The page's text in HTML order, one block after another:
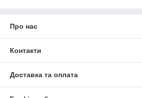
Про нас
Контакти
Доставка та оплата